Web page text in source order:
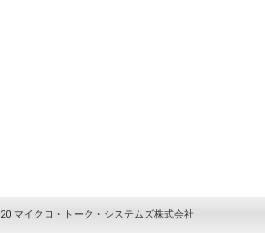
マイクロ・トーク・システムズ株式会社